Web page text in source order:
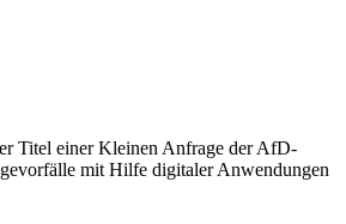
Titel einer Kleinen Anfrage der AfD-
mit Hilfe digitaler Anwendungen